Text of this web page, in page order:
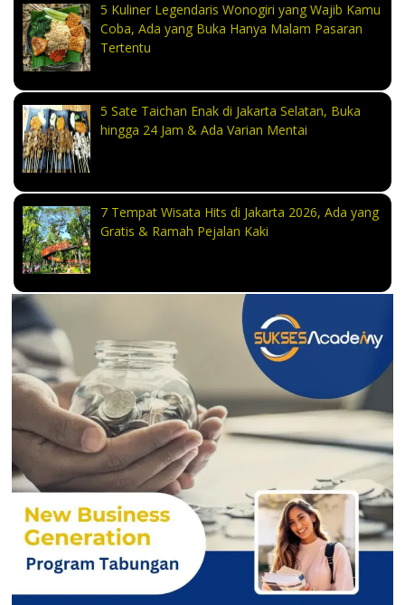
5 Kuliner Legendaris Wonogiri yang Wajib Kamu
Coba, Ada yang Buka Hanya Malam Pasaran
Tertentu
5 Sate Taichan Enak di Jakarta Selatan, Buka
hingga 24 Jam & Ada Varian Mentai
7 Tempat Wisata Hits di Jakarta 2026, Ada yang
Gratis & Ramah Pejalan Kaki